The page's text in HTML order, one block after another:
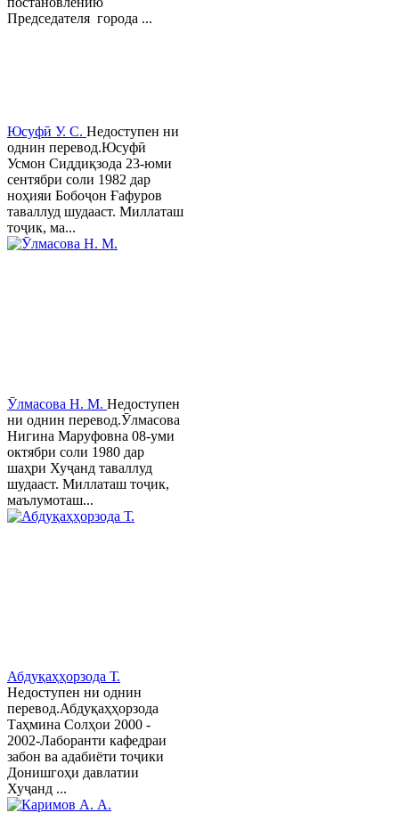
Председателя города ...
Юсуфӣ У. C. Недоступен ни
однин перевод.Юсуфӣ
Усмон Сиддиқзода 23-юми
сентябри соли 1982 дар
ноҳияи Бобоҷон Ғафуров
таваллуд шудааст. Миллаташ
тоҷик, ма...
Ӯлмасова Н. М. Недоступен
ни однин перевод.Ӯлмасова
Нигина Маруфовна 08-уми
октябри соли 1980 дар
шаҳри Хуҷанд таваллуд
шудааст. Миллаташ тоҷик,
маълумоташ...
Абдуқаҳҳорзода Т.
Недоступен ни однин
перевод.Абдуқаҳҳорзода
Таҳмина Солҳои 2000 -
2002-Лаборанти кафедраи
забон ва адабиёти тоҷики
Донишгоҳи давлатии
Хуҷанд ...